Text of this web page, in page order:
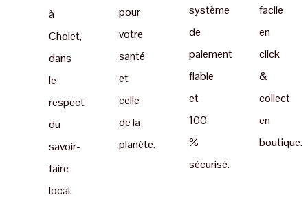
à
Cholet,
dans
le
respect
du
savoir-
faire
local.
pour
votre
santé
et
celle
de la
planète.
système
de
paiement
fiable
et
100
%
sécurisé.
facile
en
click
&
collect
en
boutique.